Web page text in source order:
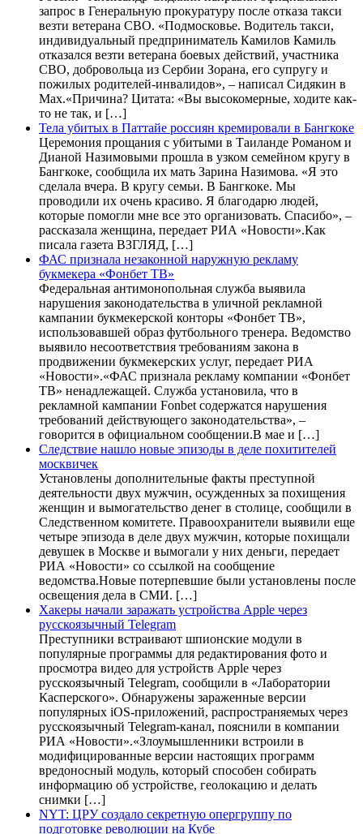
запрос в Генеральную прокуратуру после отказа такси
везти ветерана СВО. «Подмосковье. Водитель такси,
индивидуальный предприниматель Камилов Камиль
отказался везти ветерана боевых действий, участника
СВО, добровольца из Сербии Зорана, его супругу и
пожилых родителей-инвалидов», – написал Сидякин в
Max.«Причина? Цитата: «Вы высокомерные, ходите как-
то не так, и […]
Тела убитых в Паттайе россиян кремировали в Бангкоке
Церемония прощания с убитыми в Таиланде Романом и
Дианой Назимовыми прошла в узком семейном кругу в
Бангкоке, сообщила их мать Зарина Назимова. «Я это
сделала вчера. В кругу семьи. В Бангкоке. Мы
проводили их очень красиво. Я благодарю людей,
которые помогли мне все это организовать. Спасибо», –
рассказала женщина, передает РИА «Новости».Как
писала газета ВЗГЛЯД, […]
ФАС признала незаконной наружную рекламу
букмекера «Фонбет ТВ»
Федеральная антимонопольная служба выявила
нарушения законодательства в уличной рекламной
кампании букмекерской конторы «Фонбет ТВ»,
использовавшей образ футбольного тренера. Ведомство
выявило несоответствия требованиям закона в
продвижении букмекерских услуг, передает РИА
«Новости».«ФАС признала рекламу компании «Фонбет
ТВ» ненадлежащей. Служба установила, что в
рекламной кампании Fonbet содержатся нарушения
требований действующего законодательства», –
говорится в официальном сообщении.В мае и […]
Следствие нашло новые эпизоды в деле похитителей
москвичек
Установлены дополнительные факты преступной
деятельности двух мужчин, осужденных за похищения
женщин и вымогательство денег в столице, сообщили в
Следственном комитете. Правоохранители выявили еще
четыре эпизода в деле двух мужчин, которые похищали
девушек в Москве и вымогали у них деньги, передает
РИА «Новости» со ссылкой на сообщение
ведомства.Новые потерпевшие были установлены после
освещения дела в СМИ. […]
Хакеры начали заражать устройства Apple через
русскоязычный Telegram
Преступники встраивают шпионские модули в
популярные программы для редактирования фото и
просмотра видео для устройств Apple через
русскоязычный Telegram, сообщили в «Лаборатории
Касперского». Обнаружены зараженные версии
популярных iOS-приложений, распространяемых через
русскоязычный Telegram-канал, пояснили в компании
РИА «Новости».«Злоумышленники встроили в
модифицированные версии настоящих программ
вредоносный модуль, который способен собирать
информацию об устройстве, геолокацию и делать
снимки […]
NYT: ЦРУ создало секретную опергруппу по
подготовке революции на Кубе